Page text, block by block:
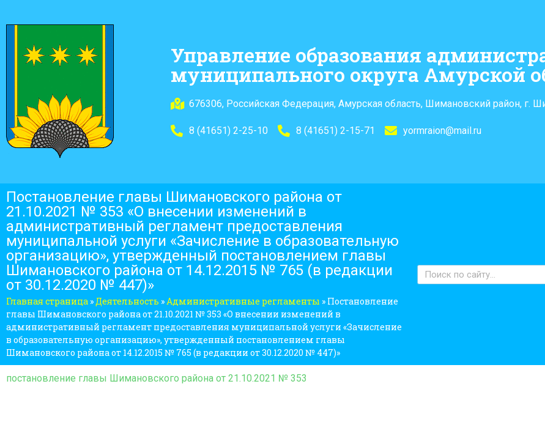
Управление образования
муниципального округа Амурской
676306, Российская Федерация, Амурская область, Шимановский район, г.
8 (41651) 2-25-10 8 (41651) 2-15-71 yormraion@mail.ru
Постановление главы Шимановского района от
21.10.2021 № 353 «О внесении изменений в
административный регламент предоставления
муниципальной услуги «Зачисление в образовательную
организацию», утвержденный постановлением главы
Шимановского района от 14.12.2015 № 765 (в редакции
от 30.12.2020 № 447)»
Главная страница »Деятельность »Административные регламенты » Постановление
главы Шимановского района от 21.10.2021 № 353 «О внесении изменений в
административный регламент предоставления муниципальной услуги «Зачисление
в образовательную организацию», утвержденный постановлением главы
Шимановского района от 14.12.2015 № 765 (в редакции от 30.12.2020 № 447)»
постановление главы Шимановского района от 21.10.2021 № 353